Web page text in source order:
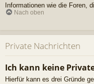
Informationen wie die Foren,
Nach oben
Private Nachrichten
Ich kann keine
Hierfür kann es drei Gründe